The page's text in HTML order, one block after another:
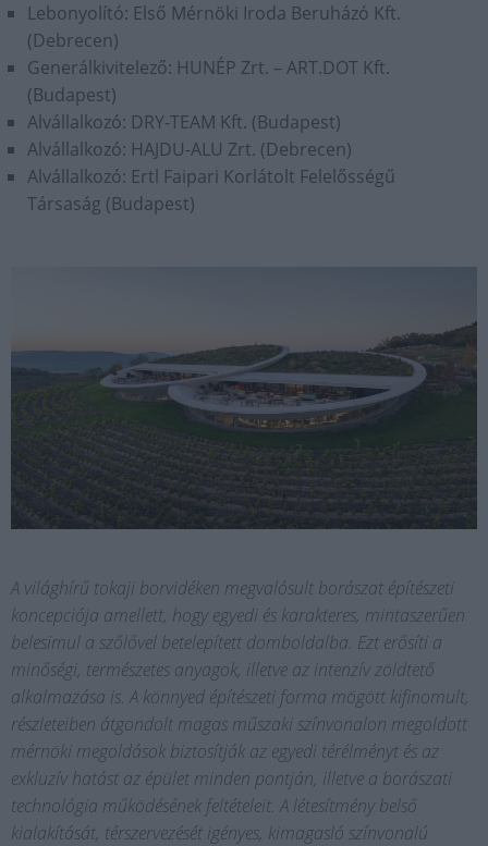
Lebonyolító: Első Mérnöki Iroda Beruházó Kft.
(Debrecen)
Generálkivitelező: HUNÉP Zrt. – ART.DOT Kft.
(Budapest)
Alvállalkozó: DRY-TEAM Kft. (Budapest)
Alvállalkozó: HAJDU-ALU Zrt. (Debrecen)
Alvállalkozó: Ertl Faipari Korlátolt Felelősségű
Társaság (Budapest)
A világhírű tokaji borvidéken megvalósult borászat építészeti
koncepciója amellett, hogy egyedi és karakteres, mintaszerűen
belesimul a szőlővel betelepített domboldalba. Ezt erősíti a
minőségi, természetes anyagok, illetve az intenzív zöldtető
alkalmazása is. A könnyed építészeti forma mögött kifinomult,
részleteiben átgondolt magas műszaki színvonalon megoldott
mérnöki megoldások biztosítják az egyedi térélményt és az
exkluzív hatást az épület minden pontján, illetve a borászati
technológia működésének feltételeit. A létesítmény belső
kialakítását, térszervezését igényes, kimagasló színvonalú